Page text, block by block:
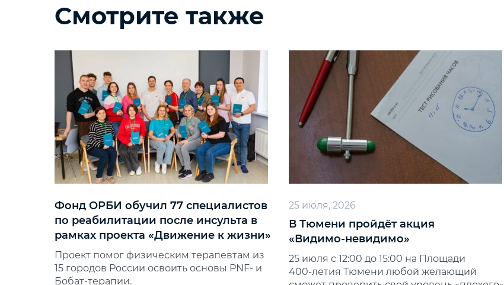
Смотрите также
Фонд ОРБИ обучил 77 специалистов
по реабилитации после инсульта в
рамках проекта «Движение к жизни»
Проект помог физическим терапевтам из
15 городов России освоить основы PNF‑ и
Бобат‑терапии.
25 июля, 2026
В Тюмени пройдёт акция
«Видимо‑невидимо»
25 июля с 12:00 до 15:00 на Площади
400‑летия Тюмени любой желающий